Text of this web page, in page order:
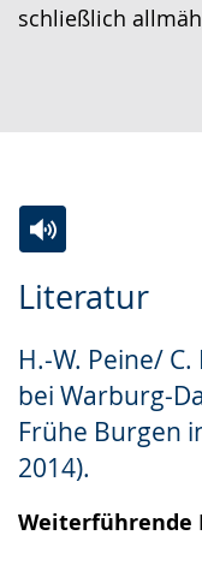
schließlich
Literatur
H.-W. Peine/
bei Warburg-
Frühe Burgen
2014).
Weiterführende
Leichten
wechseln.
Audio-
Video
Deutscher
Gebärdensprache
wird
angezeigt.